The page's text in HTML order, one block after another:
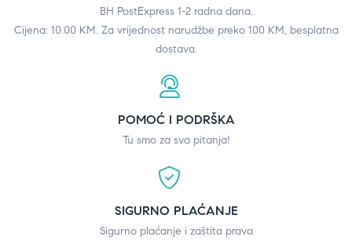
BH PostExpress 1-2 radna dana.
Cijena: 10.00 KM. Za vrijednost narudžbe preko 100 KM, besplatna
dostava.
POMOĆ I PODRŠKA
Tu smo za sva pitanja!
SIGURNO PLAĆANJE
Sigurno plaćanje i zaštita prava